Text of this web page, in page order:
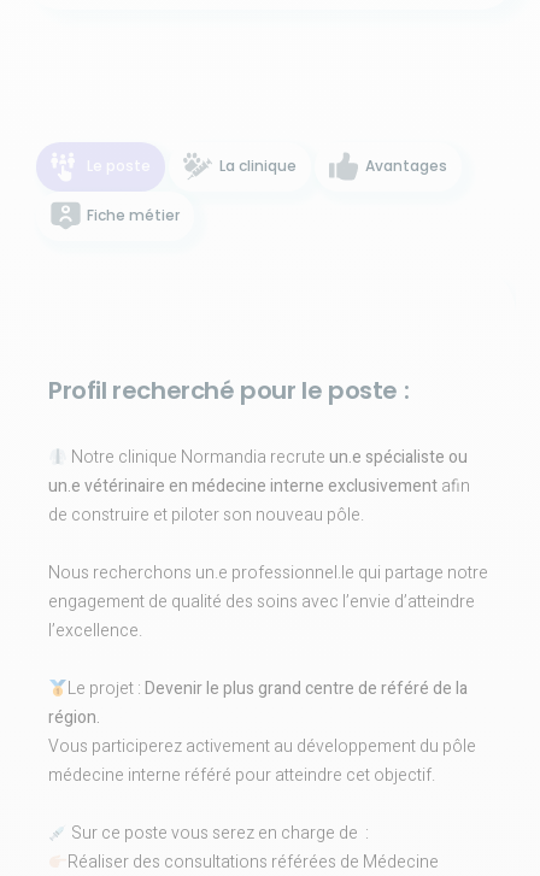
Le poste La clinique Avantages
Fiche métier
Profil recherché pour le poste :
Notre clinique Normandia recruteun.e spécialiste ou
un.e vétérinaire en médecine interne exclusivementafin
de construire et piloter son nouveau pôle.
Nous recherchons un.e professionnel.le qui partage notre
engagement de qualité des soins avec l’envie d’atteindre
l’excellence.
Le projet :Devenir le plus grand centre de référé de la
région.
Vous participerez activement au développement du pôle
médecine interne référé pour atteindre cet objectif.
Sur ce poste vous serez en charge de :
Réaliser des consultations référées de Médecine